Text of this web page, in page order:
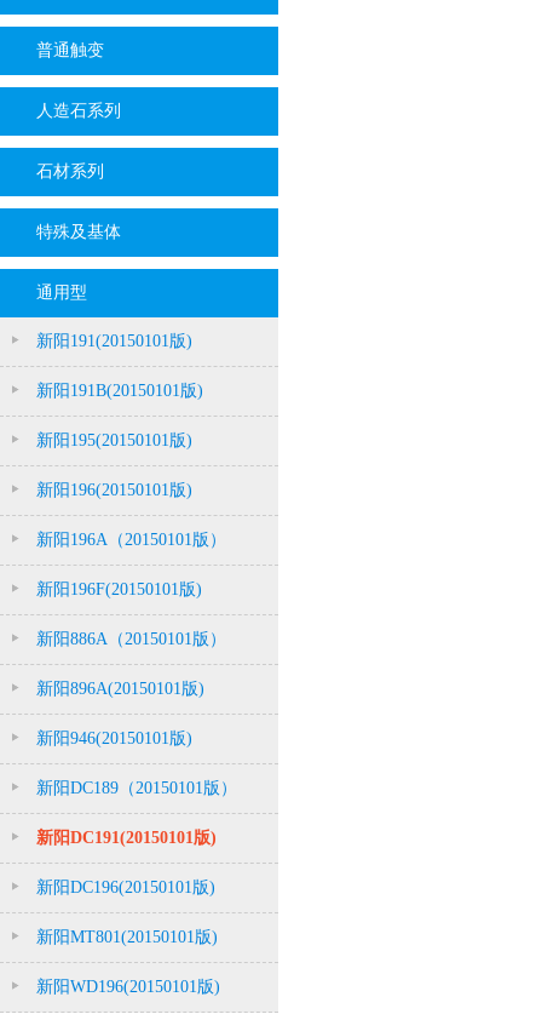
普通触变
人造石系列
石材系列
特殊及基体
通用型
新阳191(20150101版)
新阳191B(20150101版)
新阳195(20150101版)
新阳196(20150101版)
新阳196A（20150101版）
新阳196F(20150101版)
新阳886A（20150101版）
新阳896A(20150101版)
新阳946(20150101版)
新阳DC189（20150101版）
新阳DC191(20150101版)
新阳DC196(20150101版)
新阳MT801(20150101版)
新阳WD196(20150101版)